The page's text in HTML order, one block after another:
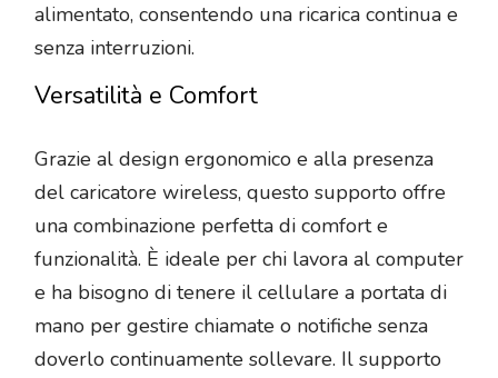
alimentato, consentendo una ricarica continua e
senza interruzioni.
Versatilità e Comfort
Grazie al design ergonomico e alla presenza
del caricatore wireless, questo supporto offre
una combinazione perfetta di comfort e
funzionalità. È ideale per chi lavora al computer
e ha bisogno di tenere il cellulare a portata di
mano per gestire chiamate o notifiche senza
doverlo continuamente sollevare. Il supporto